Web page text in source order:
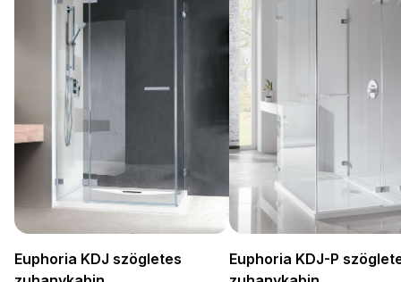
Euphoria KDJ szögletes
Euphoria KDJ-P